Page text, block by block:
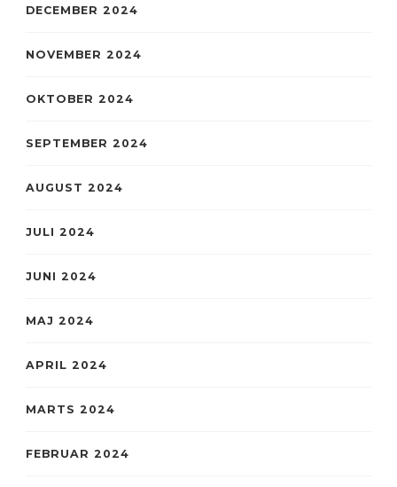
DECEMBER 2024
NOVEMBER 2024
OKTOBER 2024
SEPTEMBER 2024
AUGUST 2024
JULI 2024
JUNI 2024
MAJ 2024
APRIL 2024
MARTS 2024
FEBRUAR 2024